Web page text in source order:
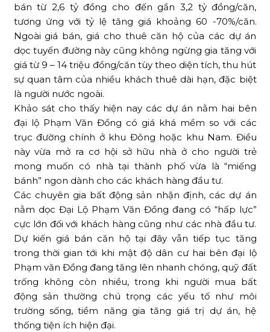
bán từ 2,6 tỷ đồng cho đến gần 3,2 tỷ đồng/căn,
tương ứng với tỷ lệ tăng giá khoảng 60 -70%/căn.
Ngoài giá bán, giá cho thuê căn hộ của các dự án
dọc tuyến đường này cũng không ngừng gia tăng với
giá từ 9 – 14 triệu đồng/căn tùy theo diện tích, thu hút
sự quan tâm của nhiều khách thuê dài hạn, đặc biệt
là người nước ngoài.
Khảo sát cho thấy hiện nay các dự án nằm hai bên
đại lộ Phạm Văn Đồng có giá khá mềm so với các
trục đường chính ở khu Đông hoặc khu Nam. Điều
này vừa mở ra cơ hội sở hữu nhà ở cho người trẻ
mong muốn có nhà tại thành phố vừa là “miếng
bánh” ngon dành cho các khách hàng đầu tư.
Các chuyên gia bất động sản nhận định, các dự án
nằm dọc Đại Lộ Phạm Văn Đồng đang có “hấp lực”
cực lớn đối với khách hàng cũng như các nhà đầu tư.
Dự kiến giá bán căn hộ tại đây vẫn tiếp tục tăng
trong thời gian tới khi mật độ dân cư hai bên đại lộ
Phạm văn Đồng đang tăng lên nhanh chóng, quỹ đất
trống không còn nhiều, trong khi người mua bất
động sản thường chú trọng các yếu tố như môi
trường sống, tiềm năng gia tăng giá trị dự án, hệ
thống tiện ích hiện đại.